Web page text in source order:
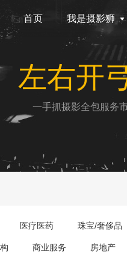
首页 我是摄影狮
左右开
一手抓摄影全包服务
医疗医药 珠宝/奢侈品
商业服务 房地产